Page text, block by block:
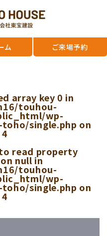
ム ご来場予約
array key 0 in
touhou-
wp-
single.php on
4
read property
null in
touhou-
wp-
single.php on
4